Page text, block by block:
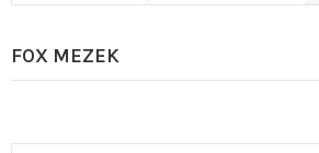
FOX MEZEK